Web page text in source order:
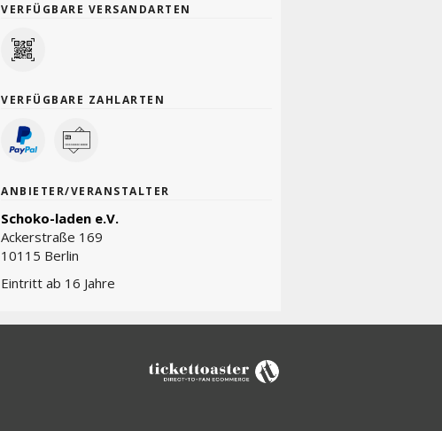
VERFÜGBARE VERSANDARTEN
VERFÜGBARE ZAHLARTEN
ANBIETER/VERANSTALTER
Schoko-laden e.V.
Ackerstraße 169
10115 Berlin
Eintritt ab 16 Jahre